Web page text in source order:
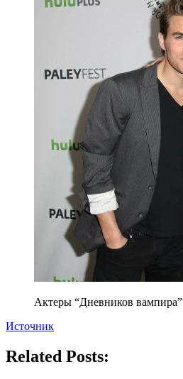
Актеры “Дневников вампира”
Источник
Related Posts: